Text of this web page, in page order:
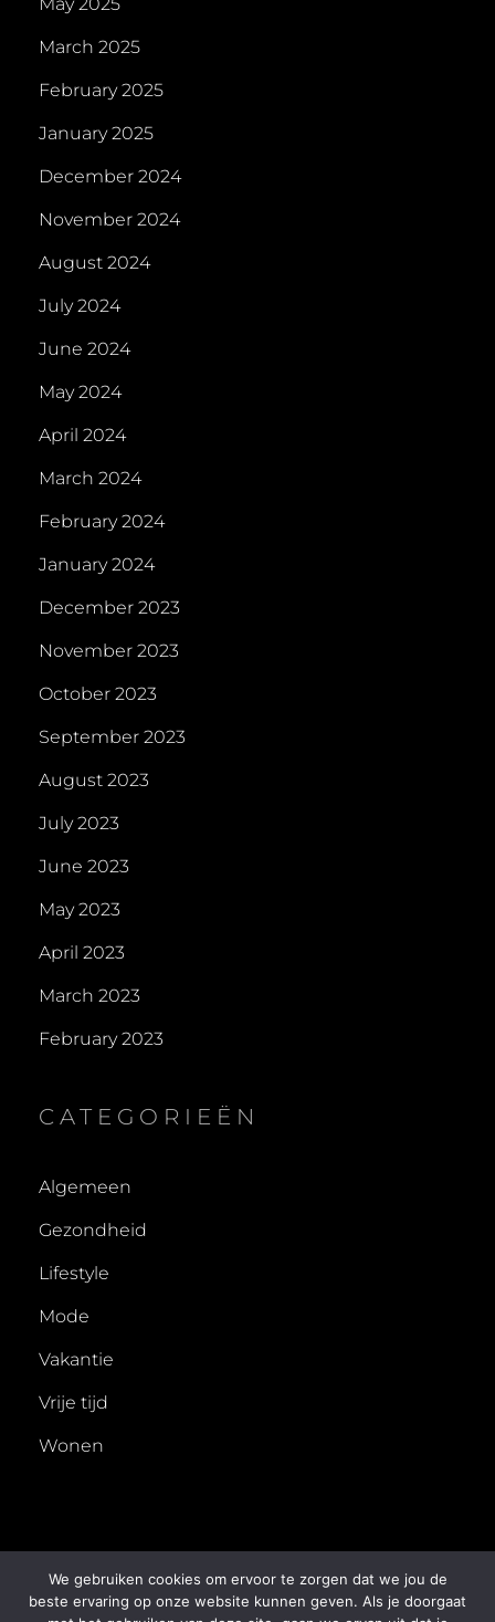
March 2025
February 2025
January 2025
December 2024
November 2024
August 2024
July 2024
June 2024
May 2024
April 2024
March 2024
February 2024
January 2024
December 2023
November 2023
October 2023
September 2023
August 2023
July 2023
June 2023
May 2023
April 2023
March 2023
February 2023
CATEGORIEËN
Algemeen
Gezondheid
Lifestyle
Mode
Vakantie
Vrije tijd
Wonen
We gebruiken cookies om ervoor te zorgen dat we jou de
beste ervaring op onze website kunnen geven. Als je doorgaat